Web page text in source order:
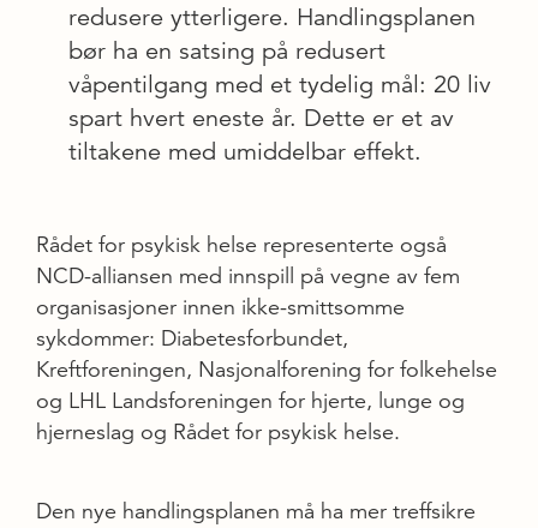
redusere ytterligere. Handlingsplanen
bør ha en satsing på redusert
våpentilgang med et tydelig mål: 20 liv
spart hvert eneste år. Dette er et av
tiltakene med umiddelbar effekt.
Rådet for psykisk helse representerte også
NCD-alliansen med innspill på vegne av fem
organisasjoner innen ikke-smittsomme
sykdommer: Diabetesforbundet,
Kreftforeningen, Nasjonalforening for folkehelse
og LHL Landsforeningen for hjerte, lunge og
hjerneslag og Rådet for psykisk helse.
Den nye handlingsplanen må ha mer treffsikre